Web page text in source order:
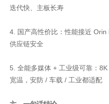
迭代快、主板长寿
4. 国产高性价比：性能接近 Orin
供应链安全
5. 全能多媒体 + 工业级可靠：
宽温，安防 / 车载 / 工业都适配